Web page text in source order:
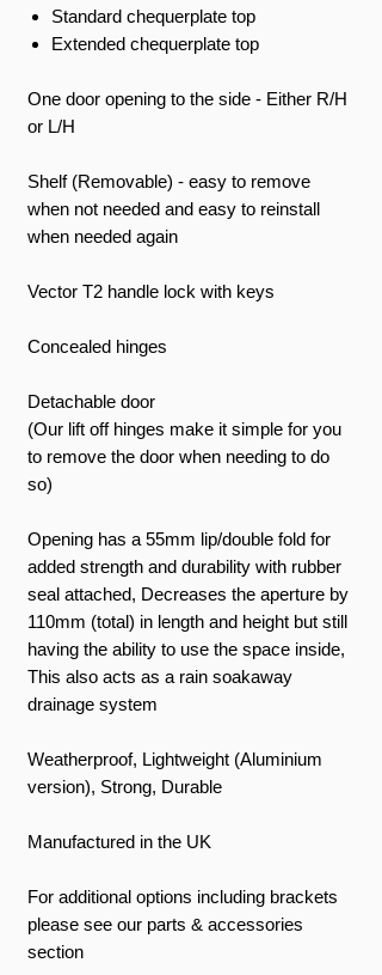
Standard chequerplate top
Extended chequerplate top
One door opening to the side - Either R/H
or L/H
Shelf (Removable) - easy to remove
when not needed and easy to reinstall
when needed again
Vector T2 handle lock with keys
Concealed hinges
Detachable door
(Our lift off hinges make it simple for you
to remove the door when needing to do
so)
Opening has a 55mm lip/double fold for
added strength and durability with rubber
seal attached, Decreases the aperture by
110mm (total) in length and height but still
having the ability to use the space inside,
This also acts as a rain soakaway
drainage system
Weatherproof, Lightweight (Aluminium
version), Strong, Durable
Manufactured in the UK
For additional options including brackets
please see our parts & accessories
section